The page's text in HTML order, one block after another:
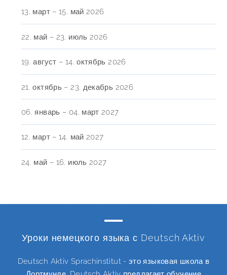
13. март – 15. май 2026
22. май – 23. июль 2026
19. август – 14. октябрь 2026
21. октябрь – 23. декабрь 2026
06. январь – 04. март 2027
12. март – 14. май 2027
24. май – 16. июль 2027
Уроки немецкого языка с Deutsch Aktiv
Deutsch Aktiv Sprachinstitut - это языковая школа в